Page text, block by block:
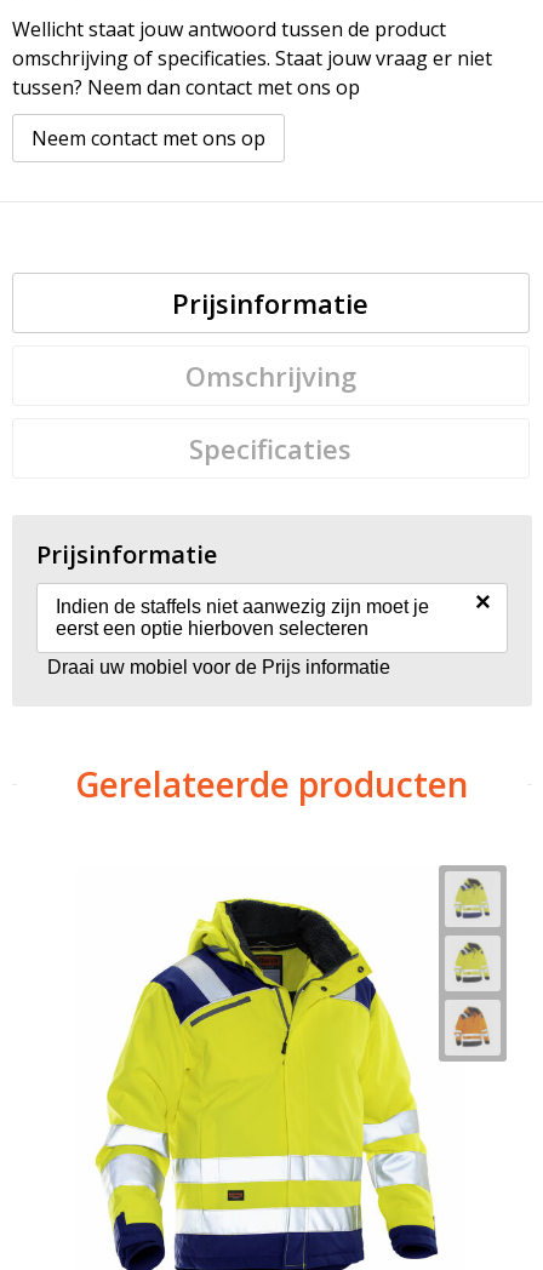
Wellicht staat jouw antwoord tussen de product
omschrijving of specificaties. Staat jouw vraag er niet
tussen? Neem dan contact met ons op
Neem contact met ons op
Prijsinformatie
Omschrijving
Specificaties
Prijsinformatie
Indien de staffels niet aanwezig zijn moet je
eerst een optie hierboven selecteren
×
Draai uw mobiel voor de Prijs informatie
Gerelateerde producten